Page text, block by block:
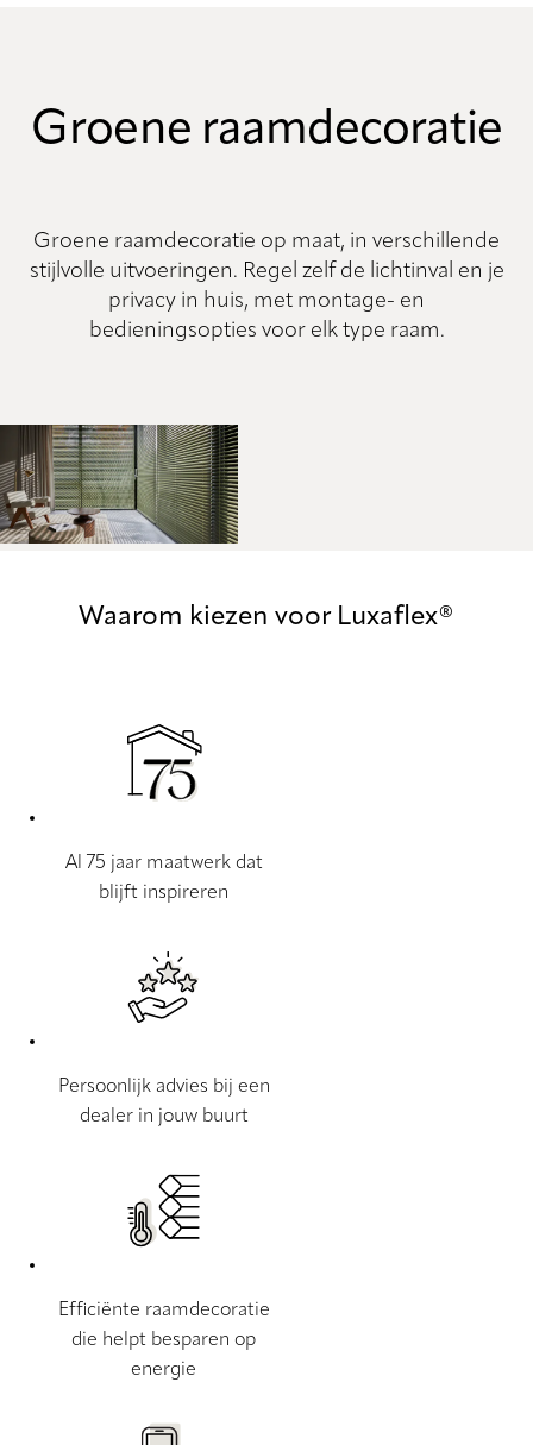
Groene raamdecoratie
Groene raamdecoratie op maat, in verschillende
stijlvolle uitvoeringen. Regel zelf de lichtinval en je
privacy in huis, met montage- en
bedieningsopties voor elk type raam.
Waarom kiezen voor Luxaflex®
Al 75 jaar maatwerk dat
blijft inspireren
Persoonlijk advies bij een
dealer in jouw buurt
Efficiënte raamdecoratie
die helpt besparen op
energie